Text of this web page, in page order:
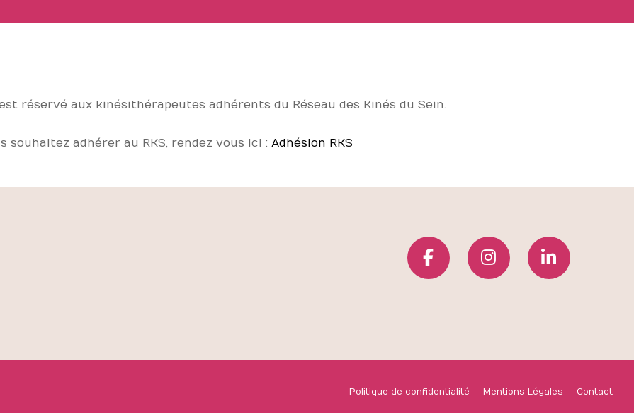
réservé aux kinésithérapeutes adhérents du Réseau des Kinés du Sein.
souhaitez adhérer au RKS, rendez vous ici : Adhésion RKS
Politique de confidentialité Mentions Légales Contact